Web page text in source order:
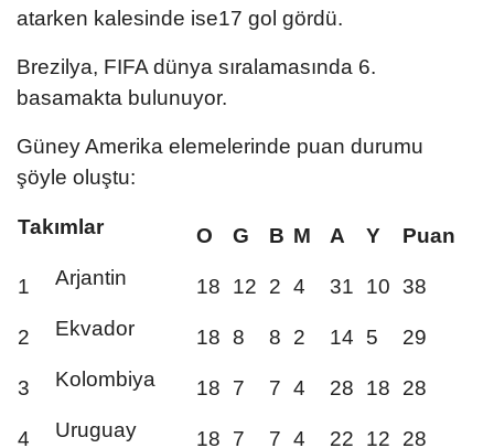
atarken kalesinde ise17 gol gördü.
Brezilya, FIFA dünya sıralamasında 6.
basamakta bulunuyor.
Güney Amerika elemelerinde puan durumu
şöyle oluştu:
Takımlar O G B M A Y Puan
1 Arjantin 18 12 2 4 31 10 38
2 Ekvador 18 8 8 2 14 5 29
3 Kolombiya 18 7 7 4 28 18 28
4 Uruguay 18 7 7 4 22 12 28